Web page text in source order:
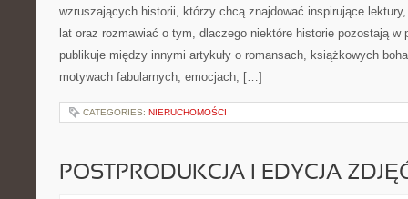
wzruszających historii, którzy chcą znajdować inspirujące
lat oraz rozmawiać o tym, dlaczego niektóre historie pozostają w
publikuje między innymi artykuły o romansach, książkowych
motywach fabularnych, emocjach, […]
CATEGORIES: NIERUCHOMOŚCI
POSTPRODUKCJA I EDYCJA